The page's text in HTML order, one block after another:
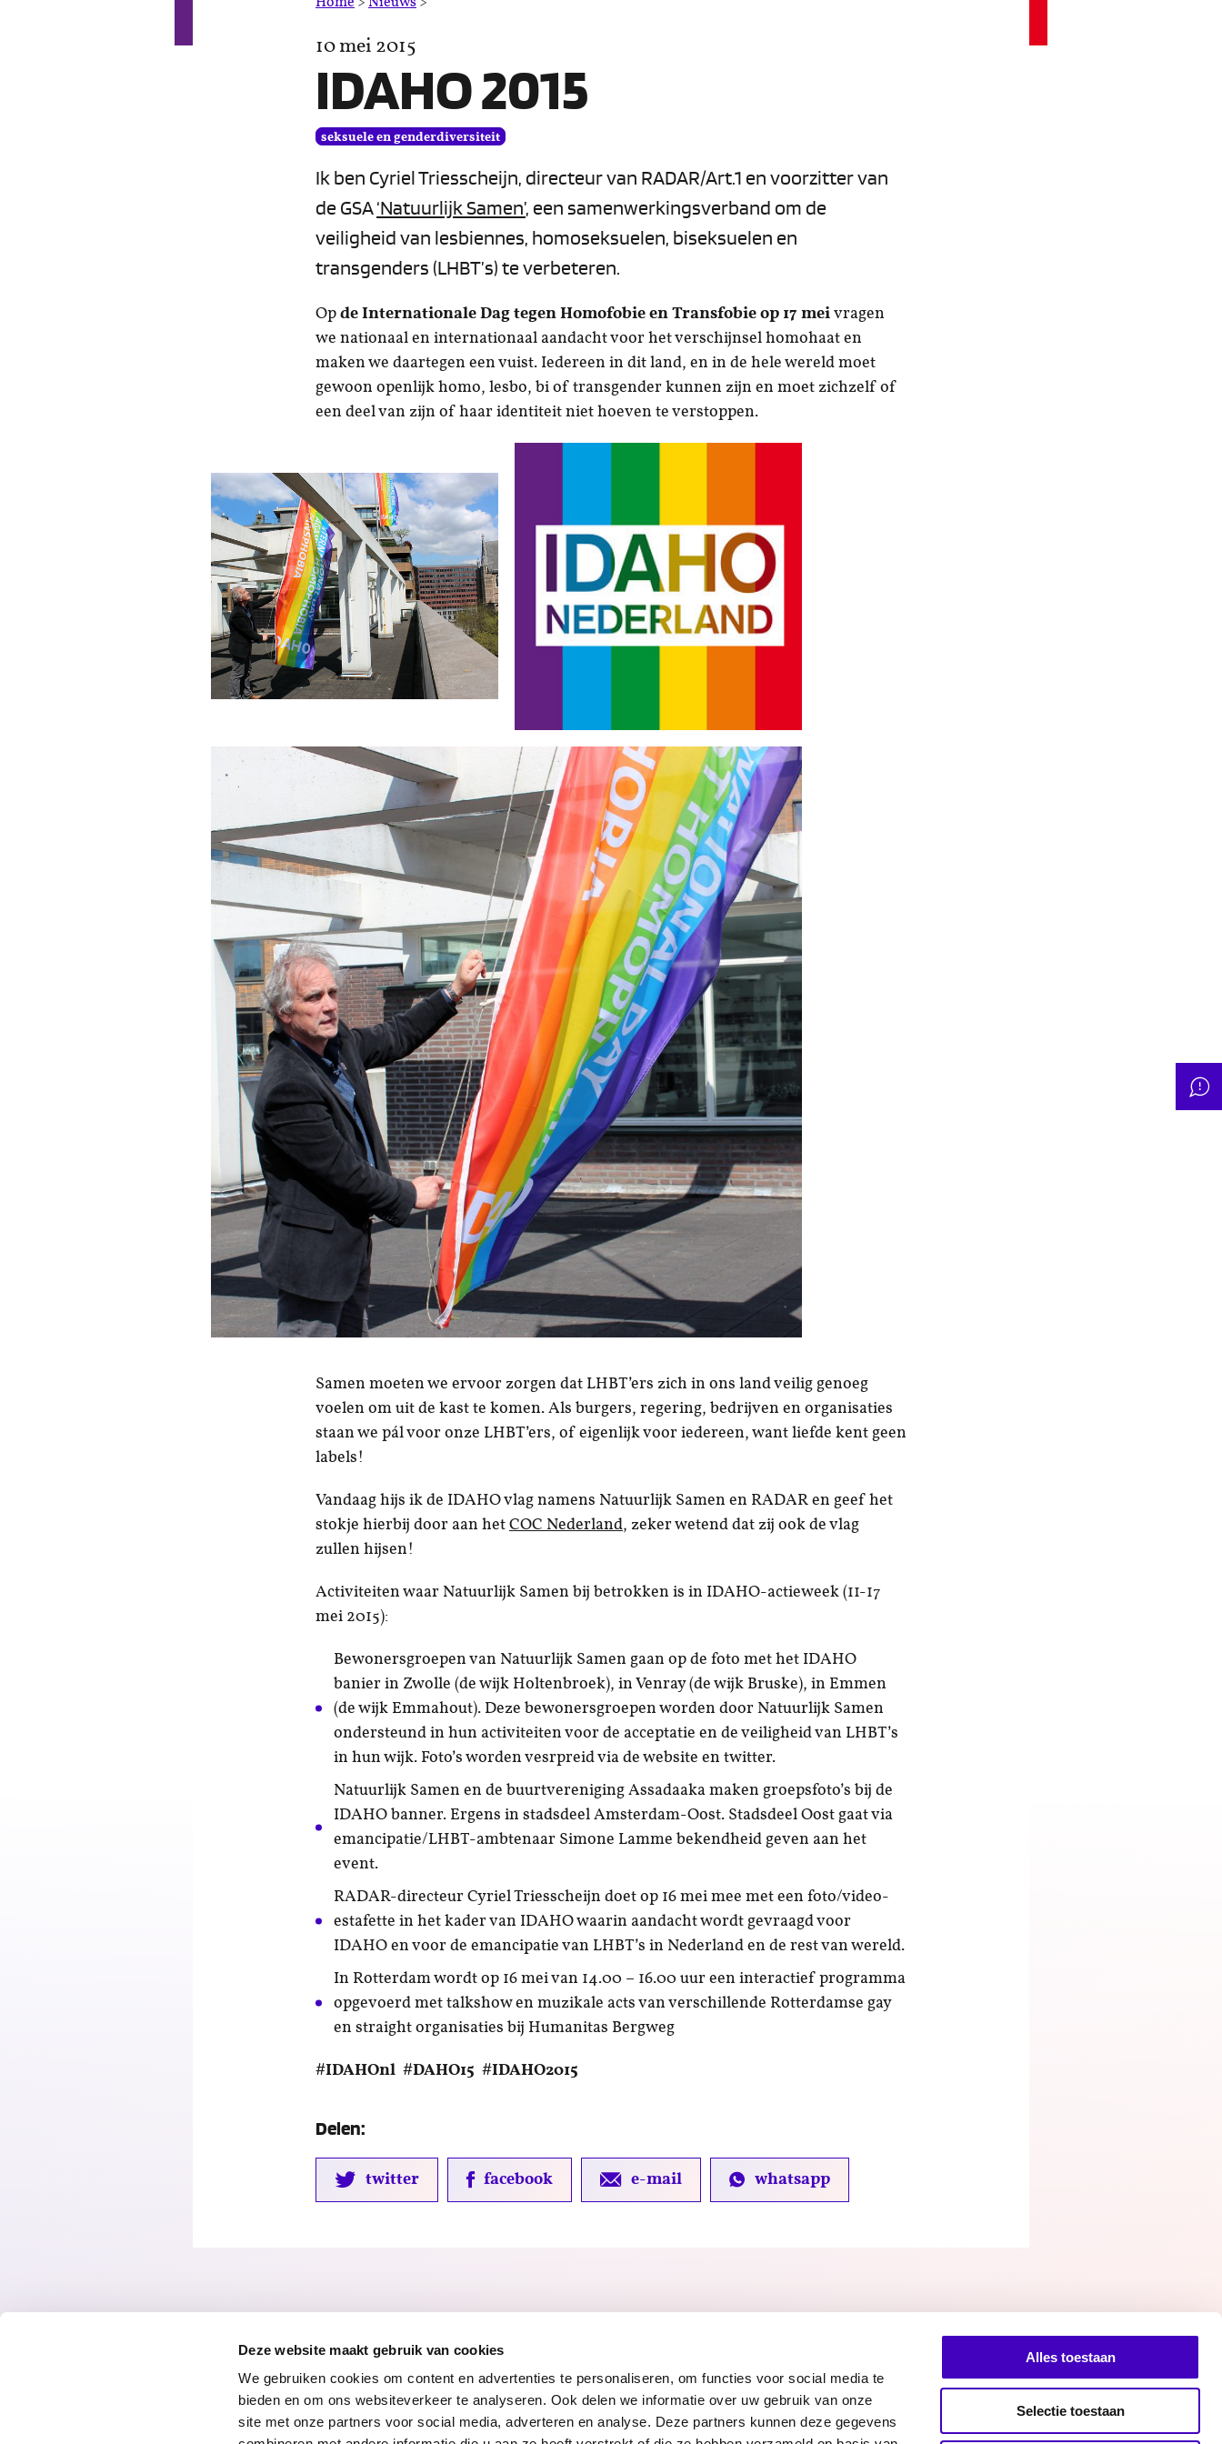
Deze website maakt gebruik van cookies
We gebruiken cookies om content en advertenties te personaliseren, om functies voor social media te
bieden en om ons websiteverkeer te analyseren. Ook delen we informatie over uw gebruik van onze
site met onze partners voor social media, adverteren en analyse. Deze partners kunnen deze gegevens
Alles toestaan
Selectie toestaan
10 mei 2015
IDAHO 2015
seksuele en genderdiversiteit
Ik ben Cyriel Triesscheijn, directeur van RADAR/Art.1 en voorzitter van
de GSA‘Natuurlijk Samen’, een samenwerkingsverband om de
veiligheid van lesbiennes, homoseksuelen, biseksuelen en
transgenders (LHBT’s) te verbeteren.
Op de Internationale Dag tegen Homofobie en Transfobie op 17 mei vragen
we nationaal en internationaal aandacht voor het verschijnsel homohaat en
maken we daartegen een vuist. Iedereen in dit land, en in de hele wereld moet
gewoon openlijk homo, lesbo, bi of transgender kunnen zijn en moet zichzelf of
een deel van zijn of haar identiteit niet hoeven te verstoppen.
Samen moeten we ervoor zorgen dat LHBT’ers zich in ons land veilig genoeg
voelen om uit de kast te komen. Als burgers, regering, bedrijven en organisaties
staan we pál voor onze LHBT’ers, of eigenlijk voor iedereen, want liefde kent geen
labels!
Vandaag hijs ik de IDAHO vlag namens Natuurlijk Samen en RADAR en geef het
stokje hierbij door aan het COC Nederland, zeker wetend dat zij ook de vlag
zullen hijsen!
Activiteiten waar Natuurlijk Samen bij betrokken is in IDAHO-actieweek (11-17
mei 2015):
Bewonersgroepen van Natuurlijk Samen gaan op de foto met het IDAHO
banier in Zwolle (de wijk Holtenbroek), in Venray (de wijk Bruske), in Emmen
(de wijk Emmahout). Deze bewonersgroepen worden door Natuurlijk Samen
ondersteund in hun activiteiten voor de acceptatie en de veiligheid van LHBT’s
in hun wijk. Foto’s worden vesrpreid via de website en twitter.
Natuurlijk Samen en de buurtvereniging Assadaaka maken groepsfoto’s bij de
IDAHO banner. Ergens in stadsdeel Amsterdam-Oost. Stadsdeel Oost gaat via
emancipatie/LHBT-ambtenaar Simone Lamme bekendheid geven aan het
event.
RADAR-directeur Cyriel Triesscheijn doet op 16 mei mee met een foto/video-
estafette in het kader van IDAHO waarin aandacht wordt gevraagd voor
IDAHO en voor de emancipatie van LHBT’s in Nederland en de rest van wereld.
In Rotterdam wordt op 16 mei van 14.00 – 16.00 uur een interactief programma
opgevoerd met talkshow en muzikale acts van verschillende Rotterdamse gay
en straight organisaties bij Humanitas Bergweg
#IDAHOnl #DAHO15 #IDAHO2015
Delen:
twitter facebook e-mail whatsapp